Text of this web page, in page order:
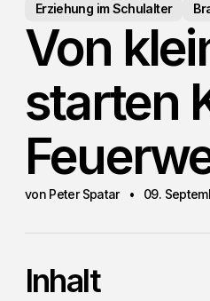
Erziehung im Schulalter
Von
starten
von Peter Spatar 09.
Inhalt